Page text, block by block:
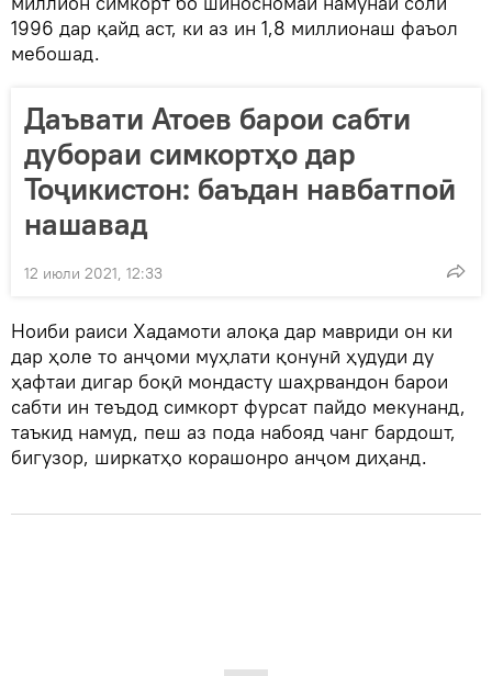
1996 дар қайд аст, ки аз ин 1,8 миллионаш фаъол
мебошад.
Даъвати Атоев барои сабти
дубораи симкортҳо дар
Тоҷикистон: баъдан навбатпоӣ
нашавад
12 июли 2021, 12:33
Ноиби раиси Хадамоти алоқа дар мавриди он ки
дар ҳоле то анҷоми муҳлати қонунӣ ҳудуди ду
ҳафтаи дигар боқӣ мондасту шаҳрвандон барои
сабти ин теъдод симкорт фурсат пайдо мекунанд,
таъкид намуд, пеш аз пода набояд чанг бардошт,
бигузор, ширкатҳо корашонро анҷом диҳанд.